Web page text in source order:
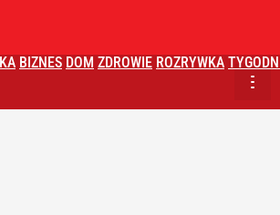
BIZNES DOM ZDROWIE ROZRYWKA